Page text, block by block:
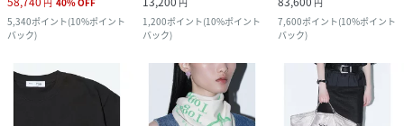
5,340ポイント(10%ポイント
バック)
1,200ポイント(10%ポイント
バック)
7,600ポイント(10%ポイント
バック)